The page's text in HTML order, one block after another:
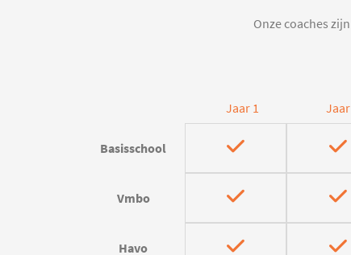
Onze coaches
Jaar 1
Basisschool
Vmbo
Havo